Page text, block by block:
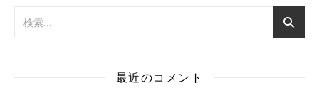
最近のコメント